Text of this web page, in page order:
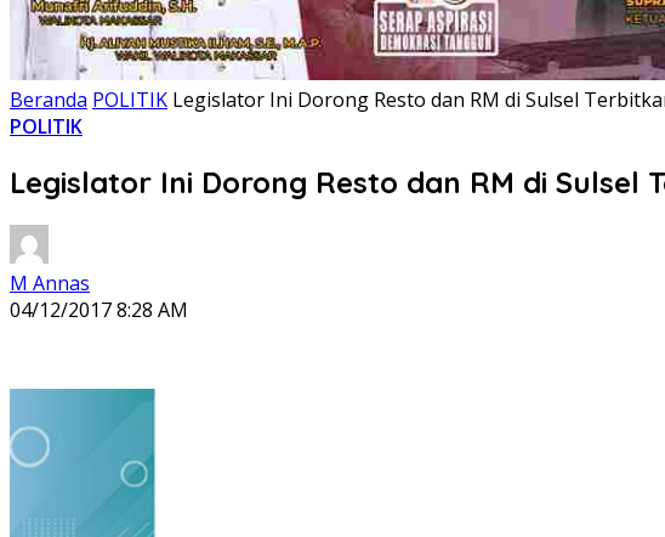
Beranda POLITIK Legislator Ini Dorong Resto dan RM di Sulsel
POLITIK
Legislator Ini Dorong Resto dan RM di Sulsel
M Annas
04/12/2017 8:28 AM